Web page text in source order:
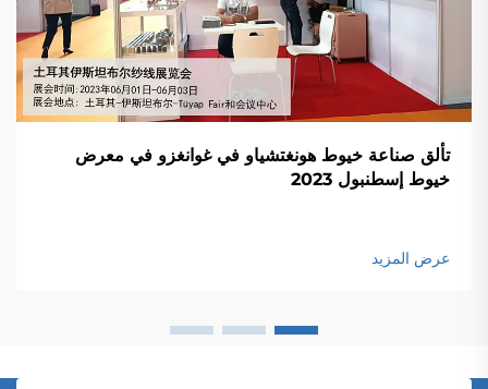
تألق صناعة خيوط هونغتشياو في غوانغزو في معرض
خيوط إسطنبول 2023
عرض المزيد